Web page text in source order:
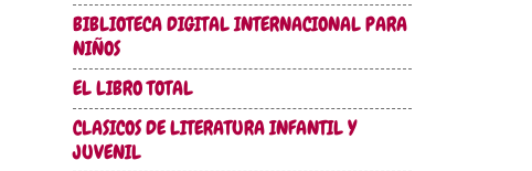
BIBLIOTECA DIGITAL INTERNACIONAL PARA
NIÑOS
EL LIBRO TOTAL
CLASICOS DE LITERATURA INFANTIL Y
JUVENIL